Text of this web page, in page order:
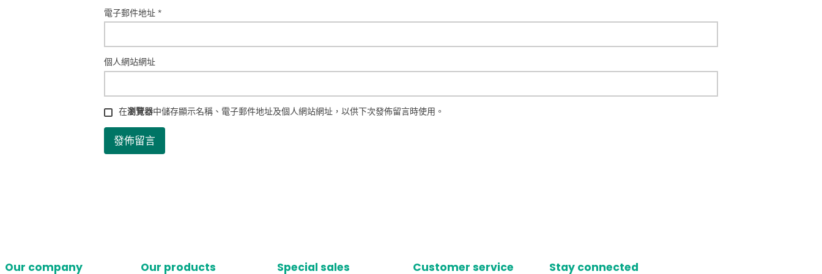
電子郵件地址 *
個人網站網址
在瀏覽器中儲存顯示名稱、電子郵件地址及個人網站網址，以供下次發佈留言時使用。
Our company Our products Special sales Customer service Stay connected